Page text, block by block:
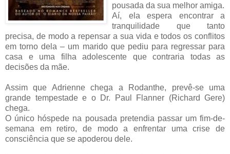
pousada da sua melhor amiga.
Aí, ela espera encontrar a
tranquilidade que tanto
precisa, de modo a repensar a sua vida e todos os conflitos
em torno dela – um marido que pediu para regressar para
casa e uma filha adolescente que contraria todas as
decisões da mãe.
Assim que Adrienne chega a Rodanthe, prevê-se uma
grande tempestade e o Dr. Paul Flanner (Richard Gere)
chega.
O único hóspede na pousada pretendia passar um fim-de-
semana em retiro, de modo a enfrentar uma crise de
consciência que se apoderou dele.